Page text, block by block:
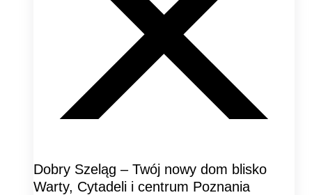
Dobry Szeląg – Twój nowy dom blisko
Warty, Cytadeli i centrum Poznania